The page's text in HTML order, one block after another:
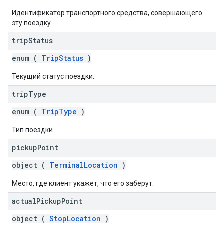
Идентификатор транспортного средства, совершающего
эту поездку.
tripStatus
enum ( TripStatus )
Текущий статус поездки.
tripType
enum ( TripType )
Тип поездки.
pickupPoint
object ( TerminalLocation )
Место, где клиент укажет, что его заберут.
actualPickupPoint
object ( StopLocation )